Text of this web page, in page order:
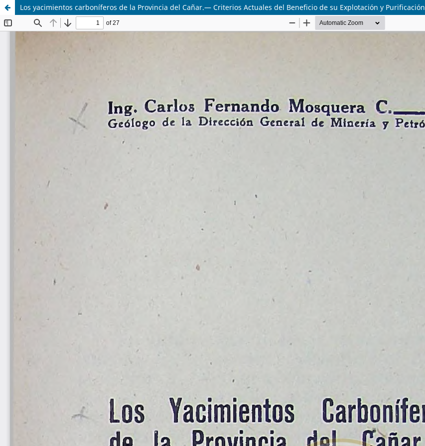
Los yacimientos carboníferos de la Provincia del Cañar.— Criterios Actuales del Beneficio de su Explotación y Purificación